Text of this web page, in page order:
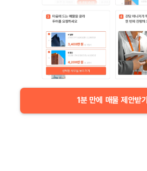
1분 만에 매물 제안받기